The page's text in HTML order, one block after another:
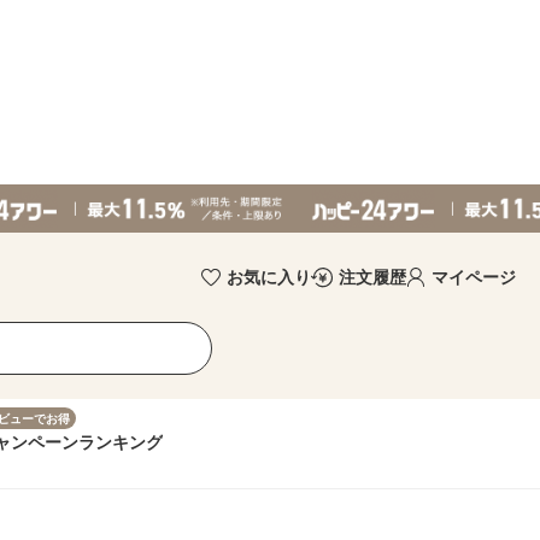
お気に入り 注文履歴 マイページ
ューでお得
ンペーンランキング